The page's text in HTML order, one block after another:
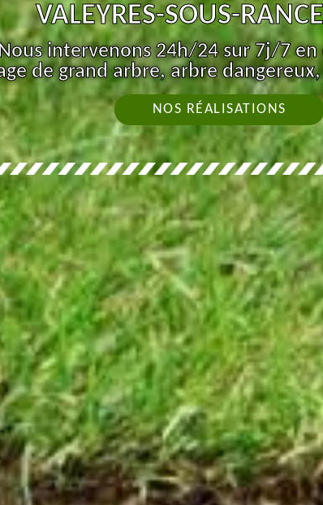
VALEYRES-SOUS-
intervenons 24h/24 sur 7j/7 en
de grand arbre, arbre
NOS RÉALISATIONS